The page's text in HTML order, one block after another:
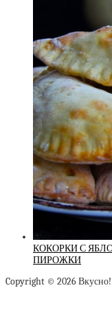
КОКОРКИ С
ПИРОЖКИ
Copyright © 2026 Вкусно!